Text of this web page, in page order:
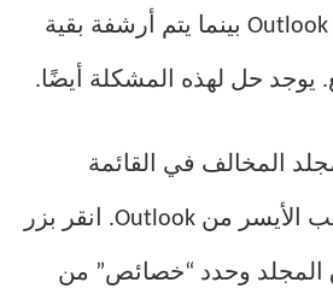
كلاسيكي فردي في Outlook بينما يتم أرشفة بقية
يوجد حل لهذه المشكلة أيضًا.
المخالف في القائمة
الموجودة على الجانب الأيسر من Outlook. انقر بزر
المجلد وحدد “خصائص” من